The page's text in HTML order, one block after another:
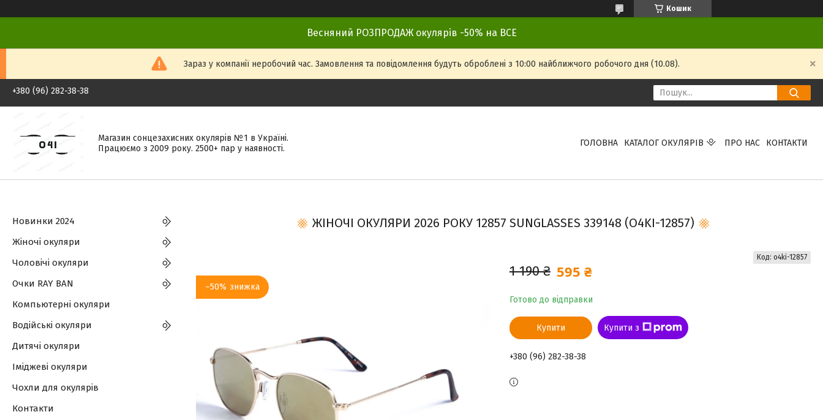
Кошик
Весняний РОЗПРОДАЖ окулярів -50% на ВСЕ
Зараз у компанії неробочий час. Замовлення та повідомлення будуть оброблені з 10:00 найближчого робочого дня (10.08).
+380 (96) 282-38-38
Магазин сонцезахисних окулярів №1 в Україні.
Працюємо з 2009 року. 2500+ пар у наявності.
ГОЛОВНА КАТАЛОГ ОКУЛЯРІВ ПРО НАС КОНТАКТИ
ЖІНОЧІ ОКУЛЯРИ 2026 РОКУ 12857 SUNGLASSES 339148 (O4KI-12857)
–50%
1 190 ₴ 595 ₴
Готово до відправки
Код: o4ki-12857
Купити Купити з
+380 (96) 282-38-38
Новинки 2024
Жіночі окуляри
Чоловічі окуляри
Очки RAY BAN
Компьютерні окуляри
Водійські окуляри
Дитячі окуляри
Іміджеві окуляри
Чохли для окулярів
Контакти